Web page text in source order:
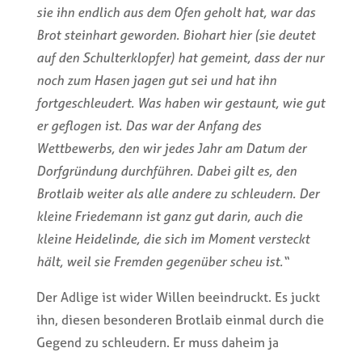
sie ihn endlich aus dem Ofen geholt hat, war das
Brot steinhart geworden. Biohart hier (sie deutet
auf den Schulterklopfer) hat gemeint, dass der nur
noch zum Hasen jagen gut sei und hat ihn
fortgeschleudert. Was haben wir gestaunt, wie gut
er geflogen ist. Das war der Anfang des
Wettbewerbs, den wir jedes Jahr am Datum der
Dorfgründung durchführen. Dabei gilt es, den
Brotlaib weiter als alle andere zu schleudern. Der
kleine Friedemann ist ganz gut darin, auch die
kleine Heidelinde, die sich im Moment versteckt
hält, weil sie Fremden gegenüber scheu ist.“
Der Adlige ist wider Willen beeindruckt. Es juckt
ihn, diesen besonderen Brotlaib einmal durch die
Gegend zu schleudern. Er muss daheim ja